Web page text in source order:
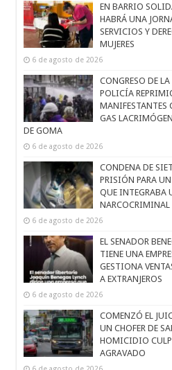
EN BARRIO
HABRÁ UNA
SERVICIOS Y
MUJERES
6 de agosto de 2026
CONGRESO DE
POLICÍA
MANIFESTANTES
GAS
DE GOMA
6 de agosto de 2026
CONDENA DE
PRISIÓN PARA
QUE INTEGRABA
NARCOCRIMINAL
6 de agosto de 2026
EL SENADOR
TIENE UNA
GESTIONA
A EXTRANJEROS
6 de agosto de 2026
COMENZÓ EL
UN CHOFER DE
HOMICIDIO
AGRAVADO